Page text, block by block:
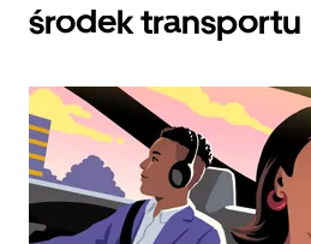
środek transportu